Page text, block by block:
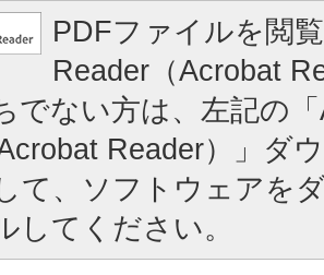
PDFファイルを閲
Reader（Acrobat
でない方は、左記の
Reader）」ダ
て、ソフトウェアを
してください。